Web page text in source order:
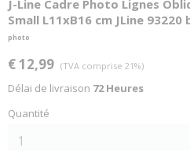
J-Line Cadre Photo Lignes
Small L11xB16 cm JLine 93220
photo
€ 12,99 (TVA comprise 21%)
Délai de livraison 72 Heures
Quantité